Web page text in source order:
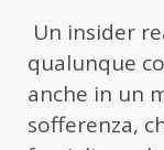
Un insider
qualunque
anche in un
sofferenza,